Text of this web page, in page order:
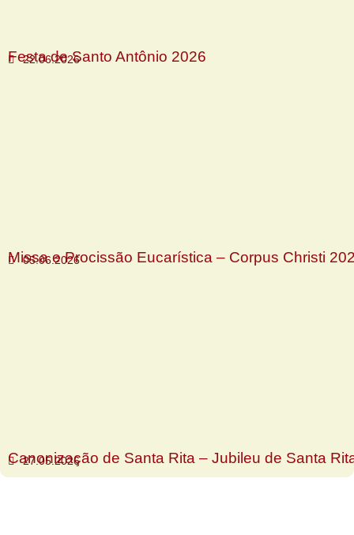
Festa de Santo Antônio 2026
22.06.2026
Missa e Procissão Eucarística – Corpus Christi
05.06.2026
Canonização de Santa Rita – Jubileu de Santa
27.05.2026